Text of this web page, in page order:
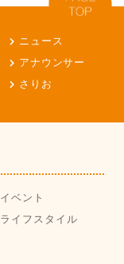
ニュース
アナウンサー
さりお
イベント
ライフスタイル